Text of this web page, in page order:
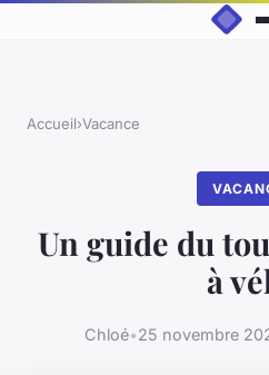
Accueil›Vacance
Un guide du
à
Chloé•25 novembre